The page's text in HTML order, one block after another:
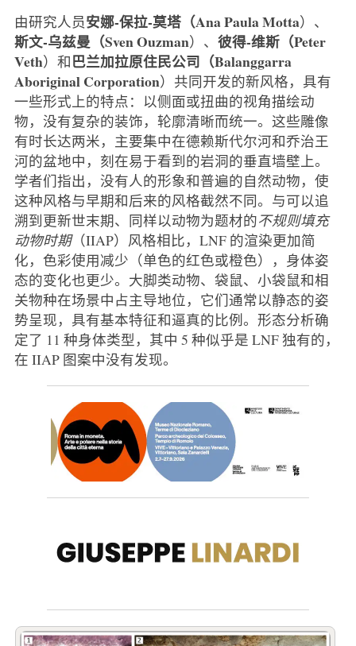
由研究人员安娜-保拉-莫塔（Ana Paula Motta）、
斯文-乌兹曼（Sven Ouzman）、 彼得-维斯（Peter
Veth）和巴兰加拉原住民公司（Balanggarra
Aboriginal Corporation）共同开发的新风格，具有
一些形式上的特点：以侧面或扭曲的视角描绘动
物，没有复杂的装饰，轮廓清晰而统一。这些雕像
有时长达两米，主要集中在德赖斯代尔河和乔治王
河的盆地中，刻在易于看到的岩洞的垂直墙壁上。
学者们指出，没有人的形象和普遍的自然动物，使
这种风格与早期和后来的风格截然不同。与可以追
溯到更新世末期、同样以动物为题材的不规则填充
动物时期（IIAP）风格相比，LNF 的渲染更加简
化，色彩使用减少（单色的红色或橙色），身体姿
态的变化也更少。大脚类动物、袋鼠、小袋鼠和相
关物种在场景中占主导地位，它们通常以静态的姿
势呈现，具有基本特征和逼真的比例。形态分析确
定了 11 种身体类型，其中 5 种似乎是 LNF 独有的，
在 IIAP 图案中没有发现。